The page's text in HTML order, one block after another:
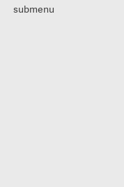
submenu